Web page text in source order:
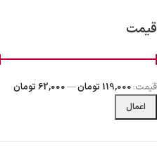
قیمت
اعمال
قیمت: 119,000 تومان —62,000 تومان